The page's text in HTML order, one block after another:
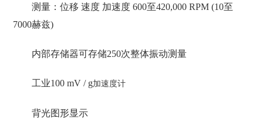
测量：位移 速度 加速度 600至420,000 RPM (10至
7000赫兹)
内部存储器可存储250次整体振动测量
工业100 mV / g加速度计
背光图形显示